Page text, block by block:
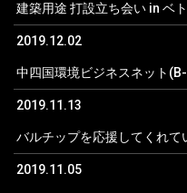
建築用途 打設立ち会い in ベ
2019.12.02
中四国環境ビジネスネット
2019.11.13
バルチップを応援してくれて
2019.11.05